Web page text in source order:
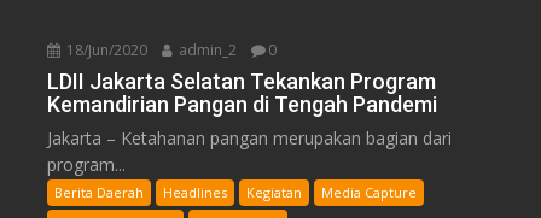
18/Jun/2020 admin_2 0
LDII Jakarta Selatan Tekankan Program
Kemandirian Pangan di Tengah Pandemi
Jakarta – Ketahanan pangan merupakan bagian dari
program...
Berita Daerah Headlines Kegiatan
Media Capture